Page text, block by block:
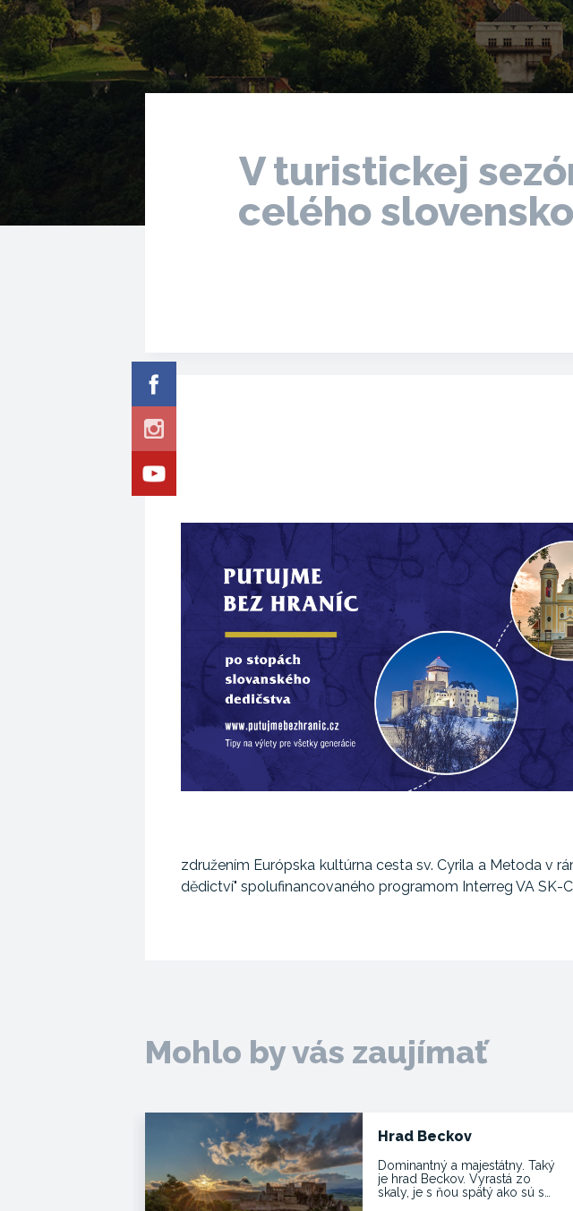
V turistickej
celého
združením Európska kultúrna cesta sv. Cyrila a Metoda v
dědictví" spolufinancovaného programom Interreg VA SK-
Mohlo by vás zaujímať
Hrad Beckov
Dominantný a majestátny. Taký
je hrad Beckov. Vyrastá zo
skaly, je s ňou spätý ako sú s…